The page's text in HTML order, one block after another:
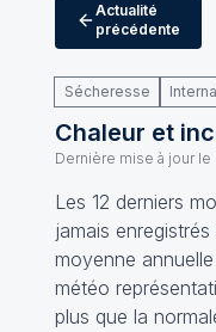
Actualité
précédente
Sécheresse
Chaleur et
Dernière mise à jour le
Les 12 derniers
jamais
moyenne
météo
plus que la